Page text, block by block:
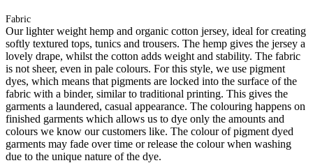
Fabric
Our lighter weight hemp and organic cotton jersey, ideal for creating
softly textured tops, tunics and trousers. The hemp gives the jersey a
lovely drape, whilst the cotton adds weight and stability. The fabric
is not sheer, even in pale colours. For this style, we use pigment
dyes, which means that pigments are locked into the surface of the
fabric with a binder, similar to traditional printing. This gives the
garments a laundered, casual appearance. The colouring happens on
finished garments which allows us to dye only the amounts and
colours we know our customers like. The colour of pigment dyed
garments may fade over time or release the colour when washing
due to the unique nature of the dye.